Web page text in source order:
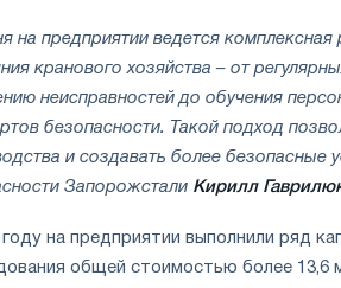
на предприятии ведется
кранового хозяйства – от
неисправностей до обучения
безопасности. Такой подход
и создавать более безопасные
Запорожстали Кирилл
году на предприятии выполнили ряд
общей стоимостью более 13,6